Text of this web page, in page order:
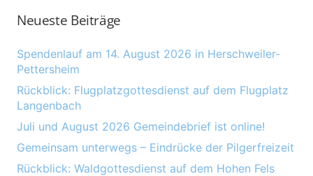
Neueste Beiträge
Spendenlauf am 14. August 2026 in Herschweiler-
Pettersheim
Rückblick: Flugplatzgottesdienst auf dem Flugplatz
Langenbach
Juli und August 2026 Gemeindebrief ist online!
Gemeinsam unterwegs – Eindrücke der Pilgerfreizeit
Rückblick: Waldgottesdienst auf dem Hohen Fels